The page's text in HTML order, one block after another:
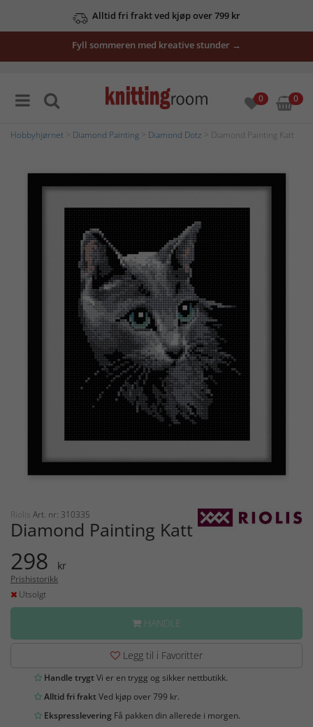
Alltid fri frakt ved kjøp over 799 kr
Fyll sommeren med kreative stunder →
0 0
Hobbyhjørnet Diamond Painting Diamond Dotz > Diamond Painting Katt
Riolis Art. nr: 310335
Diamond Painting Katt
298 kr
Prishistorikk
Utsolgt
HANDLE
Legg til i Favoritter
Handle trygtVi er en trygg og sikker nettbutikk.
Alltid fri fraktVed kjøp over 799 kr.
Ekspresslevering Få pakken din allerede i morgen.